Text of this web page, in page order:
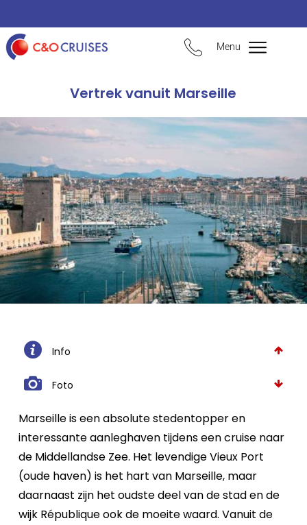
Menu
Vertrek vanuit Marseille
Info
Foto
Marseille is een absolute stedentopper en
interessante aanleghaven tijdens een cruise naar
de Middellandse Zee. Het levendige Vieux Port
(oude haven) is het hart van Marseille, maar
daarnaast zijn het oudste deel van de stad en de
wijk République ook de moeite waard. Vanuit de